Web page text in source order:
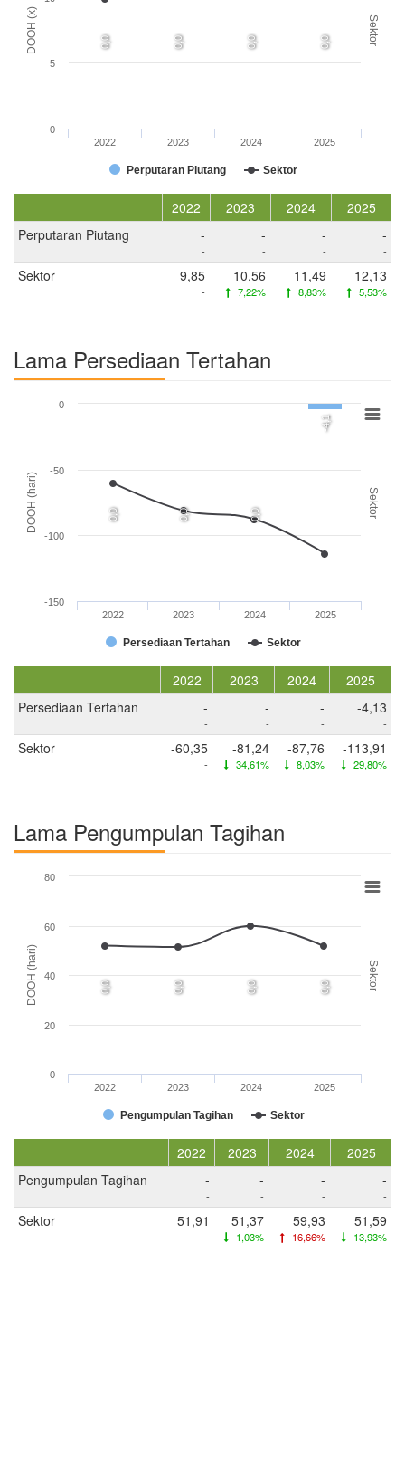
DOOH (x) Sektor
0,0 0,0 0,0 0,0
Perputaran Piutang Sektor
2022 2023 2024 2025
0
5
2022 2023 2024
2025
Perputaran Piutang
-
-
-
-
-
-
-
-
Sektor 9,85
-
10,56
7,22%
11,49
8,83%
12,13
5,53%
Lama Persediaan Tertahan
DOOH (hari) Sektor
0,0 0,0 0,0
-4,1
Persediaan Tertahan Sektor
2022 2023 2024 2025
-150
-100
-50
0
2022 2023 2024
2025
Persediaan Tertahan
-
-
-
-
-
-
-4,13
-
Sektor -60,35
-
-81,24
34,61%
-87,76
8,03%
-113,91
29,80%
Lama Pengumpulan Tagihan
DOOH (hari) Sektor
0,0 0,0 0,0 0,0
Pengumpulan Tagihan Sektor
2022 2023 2024 2025
0
20
40
60
80
2022 2023 2024
2025
Pengumpulan Tagihan
-
-
-
-
-
-
-
-
Sektor 51,91
-
51,37
1,03%
59,93
16,66%
51,59
13,93%